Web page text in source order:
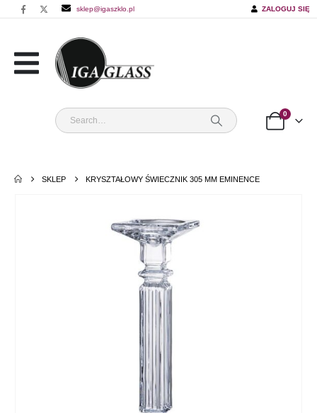
sklep@igaszklo.pl ZALOGUJ SIĘ
0
SKLEP KRYSZTAŁOWY ŚWIECZNIK 305 MM EMINENCE